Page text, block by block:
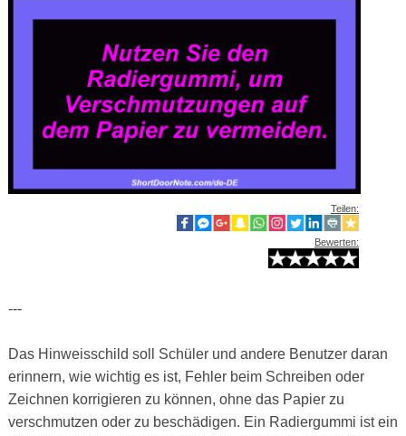
Teilen:
Bewerten:
---
Das Hinweisschild soll Schüler und andere Benutzer daran
erinnern, wie wichtig es ist, Fehler beim Schreiben oder
Zeichnen korrigieren zu können, ohne das Papier zu
verschmutzen oder zu beschädigen. Ein Radiergummi ist ein